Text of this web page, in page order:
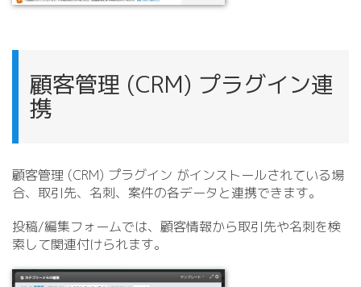
顧客管理 (CRM) プラグイン連
携
顧客管理 (CRM) プラグイン がインストールされている場
合、取引先、名刺、案件の各データと連携できます。
投稿/編集フォームでは、顧客情報から取引先や名刺を検
索して関連付けられます。